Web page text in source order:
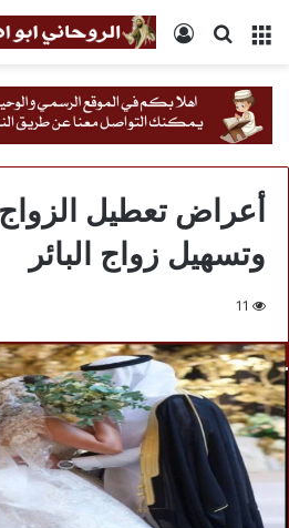
القائمة بحث
تسجيل
أعراض تعطيل الزواج
وتسهيل زواج البائر
11